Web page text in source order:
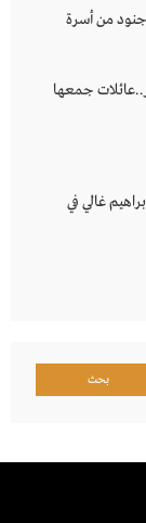
جنود من أسرة
جمعها
غالي في